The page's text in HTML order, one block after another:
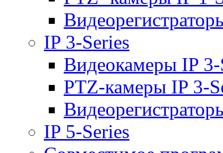
IP 3-Series
Видеокамеры IP 3-
PTZ-камеры IP 3-
IP 5-Series